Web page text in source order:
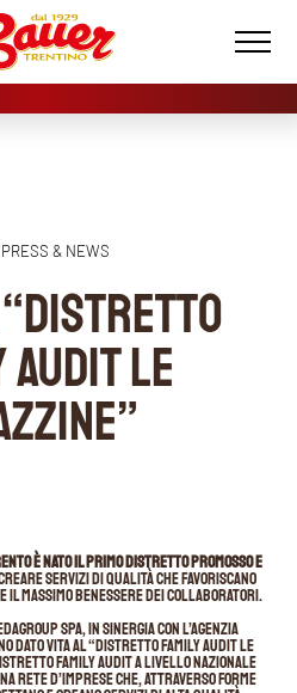
PRESS & NEWS
“Distretto
Audit Le
è nato il primo Distretto promosso e
servizi di qualità che favoriscano
il massimo benessere dei collaboratori.
Spa, in sinergia con l’Agenzia
dato vita al “Distretto Family Audit Le
Family Audit a livello nazionale
rete d’imprese che, attraverso forme